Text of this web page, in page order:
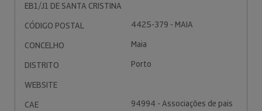
EB1/J1 DE SANTA CRISTINA
CÓDIGO POSTAL
4425-379 - MAIA
CONCELHO
Maia
DISTRITO
Porto
WEBSITE
CAE
94994 - Associações de pais